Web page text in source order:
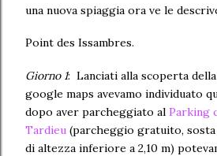
una nuova spiaggia ora ve le
Point des Issambres.
Giorno 1: Lanciati alla scoperta
google maps avevamo individuato
dopo aver parcheggiato al Parking
Tardieu (parcheggio gratuito,
di altezza inferiore a 2,10 m)